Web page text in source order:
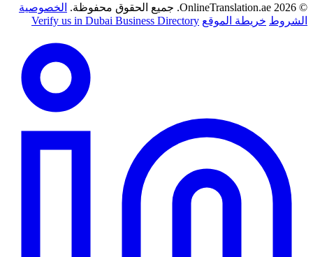
© 2026 OnlineTranslation.ae. جميع الحقوق محفوظة.
الخصوصية
الشروط خريطة الموقع Verify us in Dubai Business Directory